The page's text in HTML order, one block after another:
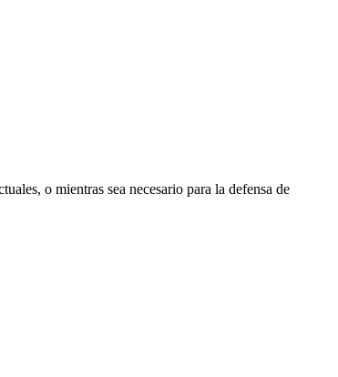
o mientras sea necesario para la defensa de